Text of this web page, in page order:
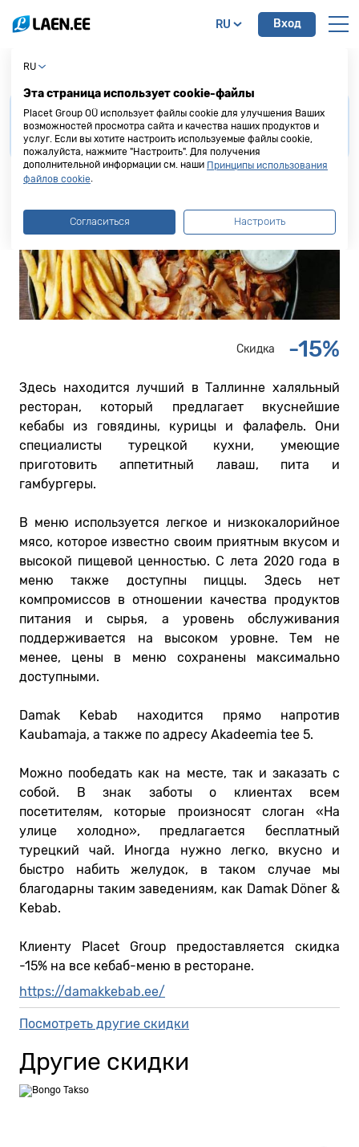
RU Вход
Damak Döner & Kebab
Для получения скидки от наших партнеров,
просимпредоставить кредитную карту Placet
Groupдо осуществления покупки или услуги.
Скидка -15%
Здесь находится лучший в Таллинне халяльный
ресторан, который предлагает вкуснейшие
кебабы из говядины, курицы и фалафель. Они
специалисты турецкой кухни, умеющие
приготовить аппетитный лаваш, пита и
гамбургеры.
В меню используется легкое и низкокалорийное
мясо, которое известно своим приятным вкусом и
высокой пищевой ценностью. С лета 2020 года в
меню также доступны пиццы. Здесь нет
компромиссов в отношении качества продуктов
питания и сырья, а уровень обслуживания
поддерживается на высоком уровне. Тем не
менее, цены в меню сохранены максимально
доступными.
Damak Kebab находится прямо напротив
Kaubamaja, а также по адресу Akadeemia tee 5.
Можно пообедать как на месте, так и заказать с
собой. В знак заботы о клиентах всем
посетителям, которые произносят слоган «На
улице холодно», предлагается бесплатный
турецкий чай. Иногда нужно легко, вкусно и
быстро набить желудок, в таком случае мы
благодарны таким заведениям, как Damak Döner &
Kebab.
Клиенту Placet Group предоставляется скидка
-15% на все кебаб-меню в ресторане.
https://damakkebab.ee/
Посмотреть другие скидки
Другие скидки
RU
Эта страница использует cookie-файлы
Placet Group OÜ использует файлы cookie для улучшения Ваших
возможностей просмотра сайта и качества наших продуктов и
услуг. Если вы хотите настроить используемые файлы cookie,
пожалуйста, нажмите "Настроить". Для получения
дополнительной информации см. наши Принципы использования
файлов cookie
Согласиться Настроить